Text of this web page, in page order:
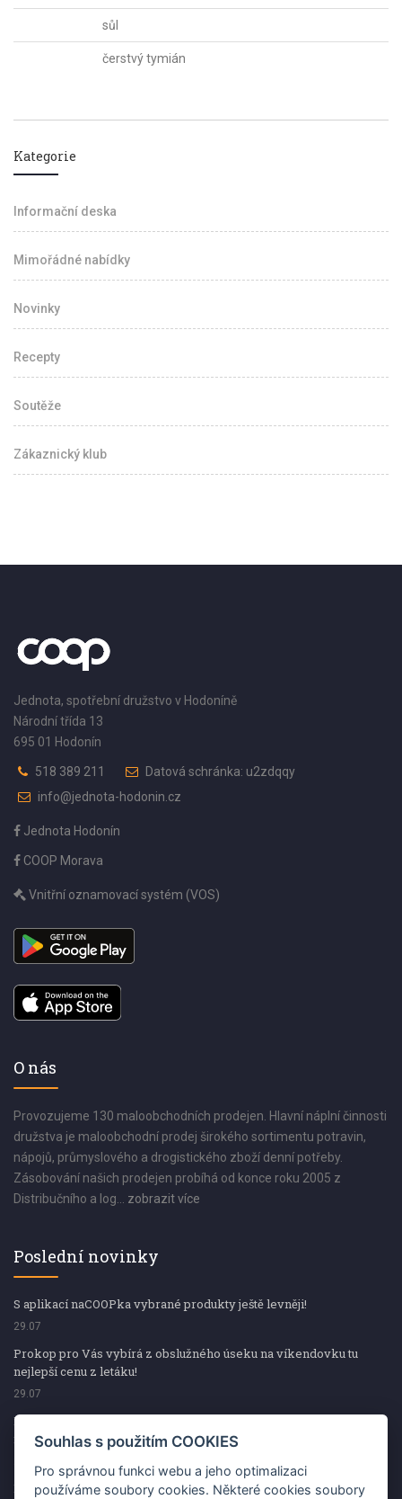
sůl
čerstvý tymián
Kategorie
Informační deska
Mimořádné nabídky
Novinky
Recepty
Soutěže
Zákaznický klub
Jednota, spotřební družstvo v Hodoníně
Národní třída 13
695 01 Hodonín
518 389 211
Datová schránka: u2zdqqy
info@jednota-hodonin.cz
Jednota Hodonín
COOP Morava
Vnitřní oznamovací systém (VOS)
O nás
Provozujeme 130 maloobchodních prodejen. Hlavní náplní činnosti
družstva je maloobchodní prodej širokého sortimentu potravin,
nápojů, průmyslového a drogistického zboží denní potřeby.
Zásobování našich prodejen probíhá od konce roku 2005 z
Distribučního a log... zobrazit více
Poslední novinky
S aplikací naCOOPka vybrané produkty ještě levněji!
29.07
Prokop pro Vás vybírá z obslužného úseku na víkendovku tu
nejlepší cenu z letáku!
29.07
Prokop pro Vás vybírá z obslužného úseku na víkendovku tu
nejlepší cenu z letáku!
Kup špekáčky od Váhaly a vyhraj s naCOOPkou sekerku Fiskars
Souhlas s použitím COOKIES
Pro správnou funkci webu a jeho optimalizaci
používáme soubory cookies. Některé cookies soubory